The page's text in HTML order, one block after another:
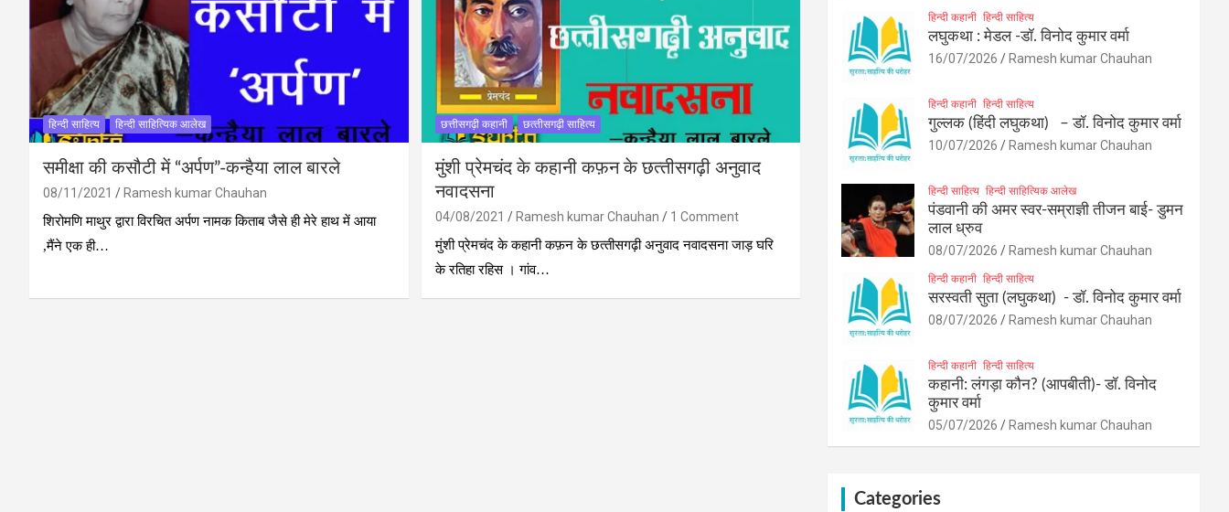
हिन्दी साहित्य हिन्दी साहित्यिक आलेख
समीक्षा की कसौटी में “अर्पण”-कन्हैया लाल बारले
08/11/2021
Ramesh kumar Chauhan
शिरोमणि माथुर द्वारा विरचित अर्पण नामक किताब जैसे ही मेरे हाथ में आया
,मैंने एक ही…
छत्तीसगढ़ी कहानी छत्‍तीसगढ़ी साहित्‍य
मुंशी प्रेमचंद के कहानी कफ़न के छत्‍तीसगढ़ी अनुवाद
नवादसना
04/08/2021 Ramesh kumar Chauhan
1 Comment
मुंशी प्रेमचंद के कहानी कफ़न के छत्‍तीसगढ़ी अनुवाद नवादसना जाड़ घरि
के रतिहा रहिस । गांव…
हिन्दी कहानी हिन्दी साहित्य
लघुकथा : मेडल -डॉ. विनोद कुमार वर्मा
16/07/2026 Ramesh kumar Chauhan
हिन्दी कहानी हिन्दी साहित्य
गुल्लक (हिंदी लघुकथा) – डॉ. विनोद कुमार वर्मा
10/07/2026 Ramesh kumar Chauhan
हिन्दी साहित्य हिन्दी साहित्यिक आलेख
पंडवानी की अमर स्वर-सम्राज्ञी तीजन बाई- डुमन
लाल ध्रुव
08/07/2026 Ramesh kumar Chauhan
हिन्दी कहानी हिन्दी साहित्य
सरस्वती सुता (लघुकथा) ​- डॉ. विनोद कुमार वर्मा
08/07/2026 Ramesh kumar Chauhan
हिन्दी कहानी हिन्दी साहित्य
कहानी: लंगड़ा कौन? (आपबीती)​- डॉ. विनोद
कुमार वर्मा
05/07/2026 Ramesh kumar Chauhan
Categories